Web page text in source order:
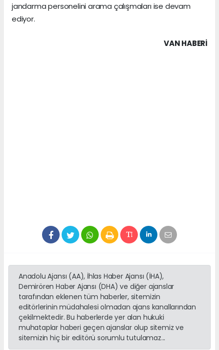
jandarma personelini arama çalışmaları ise devam
ediyor.
VAN HABERİ
Anadolu Ajansı (AA), İhlas Haber Ajansı (İHA),
Demirören Haber Ajansı (DHA) ve diğer ajanslar
tarafından eklenen tüm haberler, sitemizin
editörlerinin müdahalesi olmadan ajans kanallarından
çekilmektedir. Bu haberlerde yer alan hukuki
muhataplar haberi geçen ajanslar olup sitemiz ve
sitemizin hiç bir editörü sorumlu tutulamaz...